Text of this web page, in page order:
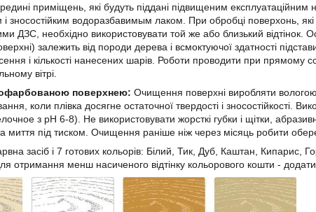
приміщень, які будуть піддані підвищеним
і зносостійким водоразбавимым лаком. При обробці поверхонь,
ДЗС, необхідно використовувати той же або близький відтінок.
залежить від породи дерева і всмоктуючої здатності
і кількості нанесених шарів. Роботи проводити при прямому
вітрі.
поверхнею: Очищення поверхні виробляти
коли плівка досягне остаточної твердості і зносостійкості.
з рН 6-8). Не використовувати жорсткі губки і щітки,
миття під тиском. Очищення раніше ніж через місяць робити
засіб і 7 готових кольорів: Білий, Тик, Дуб, Каштан, Кипарис,
отримання менш насиченого відтінку кольорового кошти -